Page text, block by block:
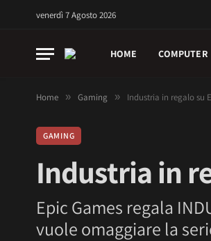
venerdì 7 Agosto 2026
HOME COMPUTER
Home » Gaming » Industria in regalo su
GAMING
Industria in
Epic Games regala
vuole omaggiare la